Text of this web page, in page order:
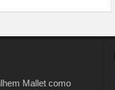
Mallet como